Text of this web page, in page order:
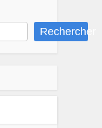
Rechercher